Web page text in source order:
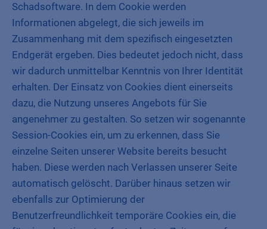
Schadsoftware. In dem Cookie werden
Informationen abgelegt, die sich jeweils im
Zusammenhang mit dem spezifisch eingesetzten
Endgerät ergeben. Dies bedeutet jedoch nicht, dass
wir dadurch unmittelbar Kenntnis von Ihrer Identität
erhalten. Der Einsatz von Cookies dient einerseits
dazu, die Nutzung unseres Angebots für Sie
angenehmer zu gestalten. So setzen wir sogenannte
Session-Cookies ein, um zu erkennen, dass Sie
einzelne Seiten unserer Website bereits besucht
haben. Diese werden nach Verlassen unserer Seite
automatisch gelöscht. Darüber hinaus setzen wir
ebenfalls zur Optimierung der
Benutzerfreundlichkeit temporäre Cookies ein, die